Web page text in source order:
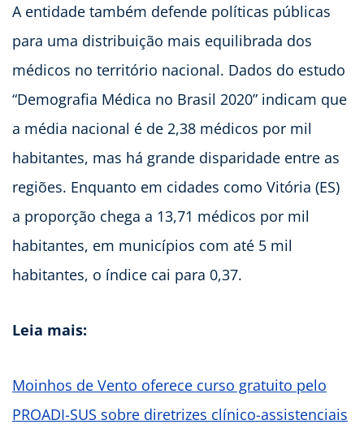
A entidade também defende políticas públicas
para uma distribuição mais equilibrada dos
médicos no território nacional. Dados do estudo
“Demografia Médica no Brasil 2020” indicam que
a média nacional é de 2,38 médicos por mil
habitantes, mas há grande disparidade entre as
regiões. Enquanto em cidades como Vitória (ES)
a proporção chega a 13,71 médicos por mil
habitantes, em municípios com até 5 mil
habitantes, o índice cai para 0,37.
Leia mais:
Moinhos de Vento oferece curso gratuito pelo
PROADI-SUS sobre diretrizes clínico-assistenciais